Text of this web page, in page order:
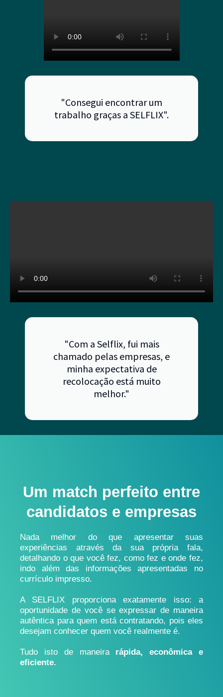
"Consegui encontrar um
trabalho graças a SELFLIX".
"Com a Selflix, fui mais
chamado pelas empresas, e
minha expectativa de
recolocação está muito
melhor."
Um match perfeito entre
candidatos e empresas
Nada melhor do que apresentar suas
experiências através da sua própria fala,
detalhando o que você fez, como fez e onde fez,
indo além das informações apresentadas no
currículo impresso.
A SELFLIX proporciona exatamente isso: a
oportunidade de você se expressar de maneira
autêntica para quem está contratando, pois eles
desejam conhecer quem você realmente é.
Tudo isto de maneira rápida, econômica e
eficiente.